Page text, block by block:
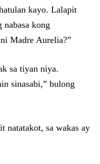
kayo. Lalapit
kong
ni Madre Aurelia?”
sa tiyan niya.
sinasabi,” bulong
natatakot, sa wakas ay